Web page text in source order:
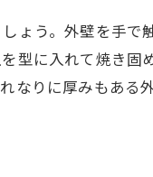
う。外壁を手で
型に入れて焼き固
なりに厚みもある